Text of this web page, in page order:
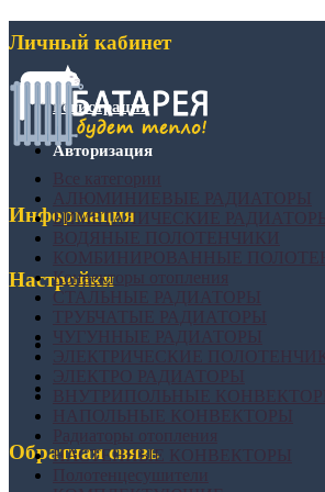
Личный кабинет
Регистрация
Авторизация
Информация
Настройки
Обратная связь
БИМЕТАЛИЧЕСКИЕ РАДИАТОРЫ
Конвекторы отопления
СТАЛЬНЫЕ РАДИАТОРЫ
НАСТЕННЫЕ КОНВЕКТОРЫ